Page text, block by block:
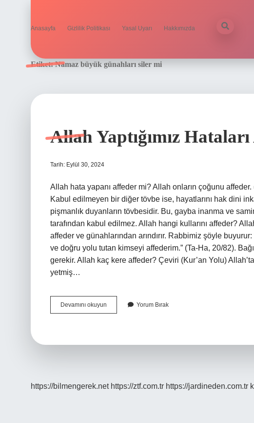
Anasayfa Gizlilik Politikası Yasal Uyarı Hakkımızda
Etiket:Namaz büyük günahları siler mi
Allah Yaptığımız
Tarih: Eylül 30, 2024
Allah hata yapanı affeder mi? Allah onların çoğunu
Kabul edilmeyen bir diğer tövbe ise, hayatlarını hak dini
pişmanlık duyanların tövbesidir. Bu, gayba inanma ve
tarafından kabul edilmez. Allah hangi kullarını affeder?
affeder ve günahlarından arındırır. Rabbimiz şöyle
ve doğru yolu tutan kimseyi affederim.” (Ta-Ha, 20/82).
gerekir. Allah kaç kere affeder? Çeviri (Kur’an Yolu)
yetmiş…
Devamını okuyun
Yaptığımız
Yorum Bırak
https://bilmengerek.net https://ztf.com.tr https://jardineden.com.tr